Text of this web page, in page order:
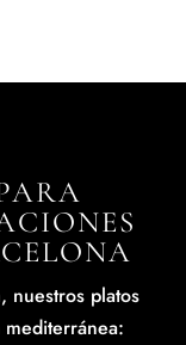
nuestros platos